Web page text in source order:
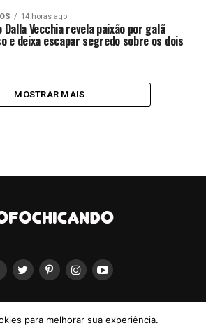
14 horas ago
Dalla Vecchia revela paixão por galã
e deixa escapar segredo sobre os dois
MOSTRAR MAIS
para melhorar sua experiência.